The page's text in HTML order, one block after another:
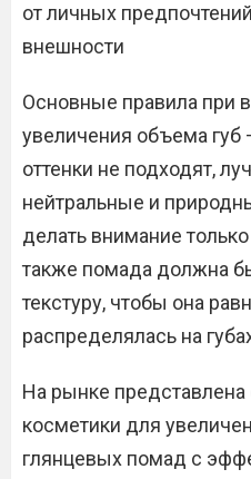
от личных
внешности
Основные правила при
увеличения объема
оттенки не подходят,
нейтральные и
делать внимание только
также помада должна
текстуру, чтобы она
распределялась на
На рынке
косметики для
глянцевых помад с